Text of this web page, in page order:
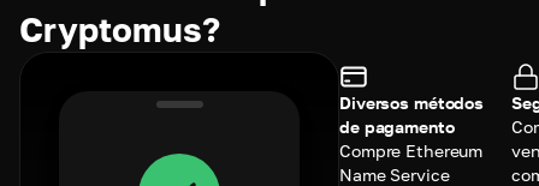
Cryptomus?
Diversos métodos
de pagamento
Compre Ethereum
Name Service